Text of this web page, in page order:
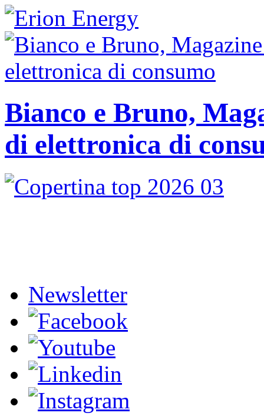
Bianco e Bruno,
di elettronica di
Newsletter